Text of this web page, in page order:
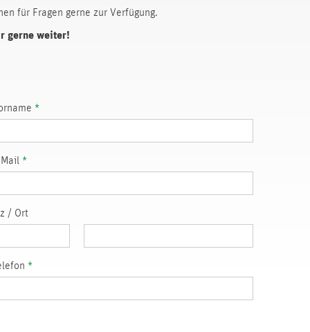
für Fragen gerne zur Verfügung.
gerne weiter!
*
*
/ Ort
*